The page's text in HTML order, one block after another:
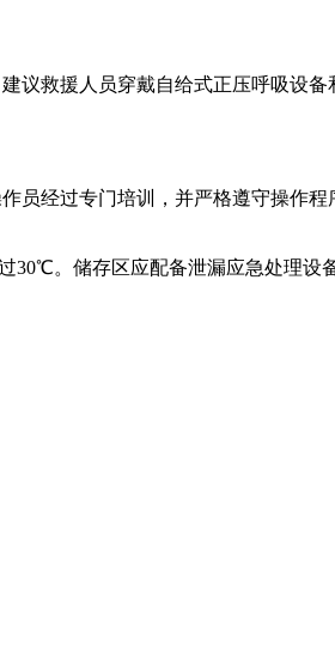
议救援人员穿戴自给式正压呼吸设
员经过专门培训，并严格遵守操作
30℃。储存区应配备泄漏应急处理设备